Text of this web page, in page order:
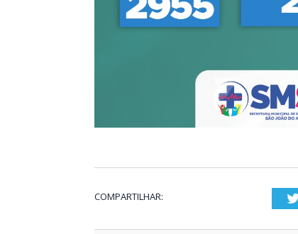
COMPARTILHAR: